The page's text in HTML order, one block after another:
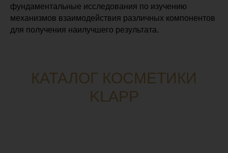
фундаментальные исследования по изучению
механизмов взаимодействия различных компонентов
для получения наилучшего результата.
КАТАЛОГ КОСМЕТИКИ
KLAPP